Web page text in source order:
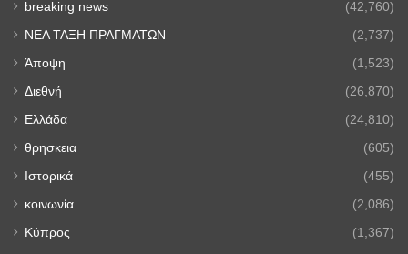
breaking news (42,760)
NEA TAΞΗ ΠΡΑΓΜΑΤΩΝ (2,737)
Άποψη (1,523)
Διεθνή (26,870)
Ελλάδα (24,810)
θρησκεια (605)
Ιστορικά (455)
κοινωνία (2,086)
Κύπρος (1,367)